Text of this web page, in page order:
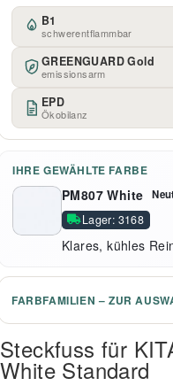
B1
schwerentflammbar
GREENGUARD Gold
emissionsarm
EPD
Ökobilanz
IHRE GEWÄHLTE FARBE
PM807 White
Lager: 3168
Klares, kühles
FARBFAMILIEN – ZUR
Steckfuss für
White Standard